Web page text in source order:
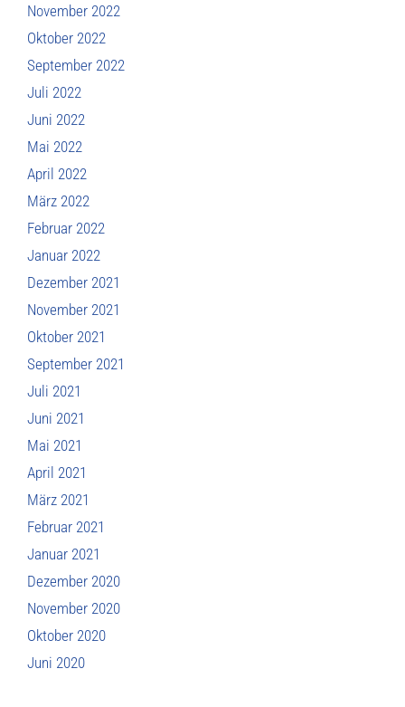
November 2022
Oktober 2022
September 2022
Juli 2022
Juni 2022
Mai 2022
April 2022
März 2022
Februar 2022
Januar 2022
Dezember 2021
November 2021
Oktober 2021
September 2021
Juli 2021
Juni 2021
Mai 2021
April 2021
März 2021
Februar 2021
Januar 2021
Dezember 2020
November 2020
Oktober 2020
Juni 2020